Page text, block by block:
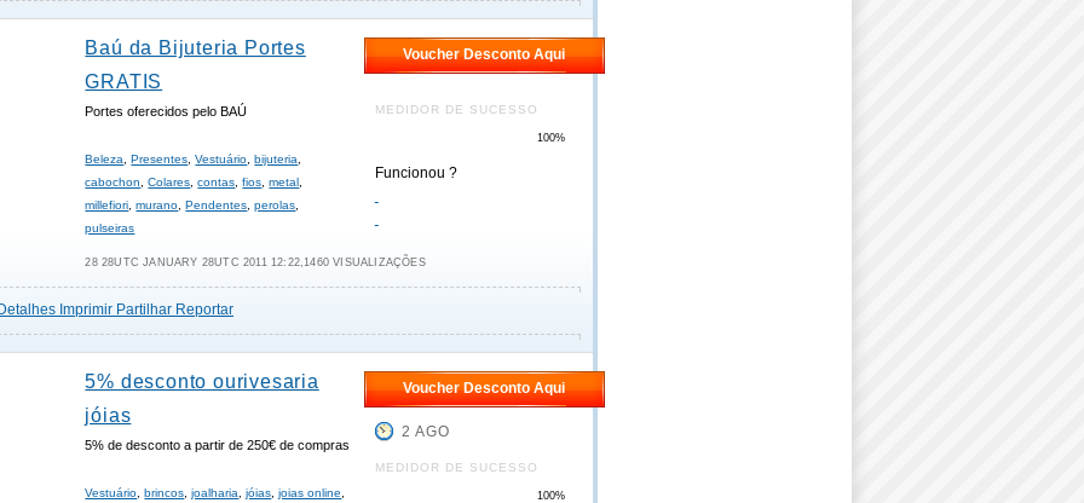
Voucher Desconto Aqui
MEDIDOR DE SUCESSO
100%
Funcionou ?
Baú da Bijuteria Portes
GRATIS
Portes oferecidos pelo BAÚ
Beleza ,Presentes ,Vestuário ,bijuteria
cabochon
,Colares ,contas ,fios ,metal
millefiori ,murano ,Pendentes ,perolas
pulseiras
28 28UTC JANUARY 28UTC 2011 12:22,1460 VISUALIZAÇÕES
Imprimir Partilhar Reportar
Voucher Desconto Aqui
2 AGO
MEDIDOR DE SUCESSO
100%
5% desconto ourivesaria
jóias
5% de desconto a partir de 250€ de compras
Vestuário ,brincos ,joalharia ,jóias ,joias online